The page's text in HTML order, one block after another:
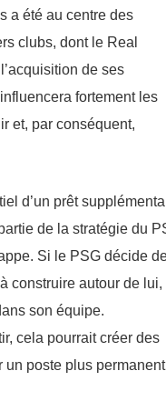
a été au centre des
clubs, dont le Real
de ses
fortement les
et, par conséquent,
d’un prêt
de la stratégie du
Si le PSG décide
construire autour de lui,
son équipe.
cela pourrait créer des
un poste plus permanent